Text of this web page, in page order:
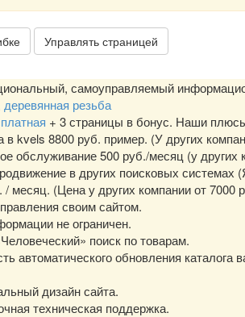
Управлять страницей
самоуправляемый
резьба
+ 3 страницы в бонус. Наши
в kvels 8800 руб. пример. (У других
обслуживание 500 руб./месяц (у других
в других поисковых системах
/ месяц. (Цена у других компании от 7000
своим сайтом.
не ограничен.
поиск по товарам.
автоматического обновления каталога
дизайн сайта.
техническая поддержка.